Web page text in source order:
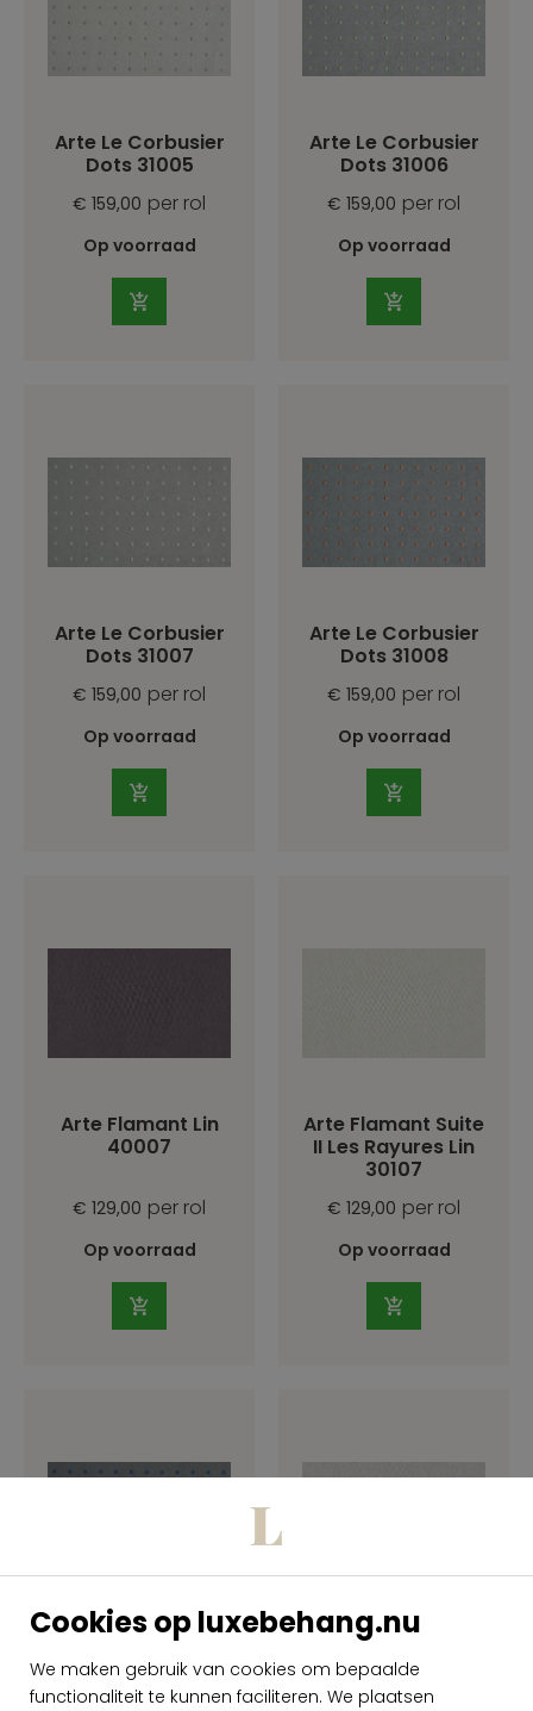
Cookies op luxebehang.nu
We maken gebruik van cookies om bepaalde
functionaliteit te kunnen faciliteren. We plaatsen
Arte Le Corbusier
Dots 31005
€ 159,00 per rol
Op voorraad
Arte Le Corbusier
Dots 31006
€ 159,00 per rol
Op voorraad
Arte Le Corbusier
Dots 31007
€ 159,00 per rol
Op voorraad
Arte Le Corbusier
Dots 31008
€ 159,00 per rol
Op voorraad
Arte Flamant Lin
40007
€ 129,00 per rol
Op voorraad
Arte Flamant Suite
II Les Rayures Lin
30107
€ 129,00 per rol
Op voorraad
Arte Le Corbusier
Dots 31009
€ 159,00 per rol
Arte Flamant Lin
40010
€ 129,00 per rol